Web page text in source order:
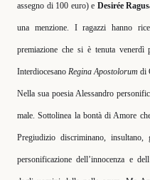
assegno di 100 euro) e Desirée
una menzione. I ragazzi hanno
premiazione che si è tenuta
Interdiocesano Regina Apostolorum di
Nella sua poesia Alessandro
male. Sottolinea la bontà di Amore
Pregiudizio discriminano, insultano,
personificazione dell’innocenza e